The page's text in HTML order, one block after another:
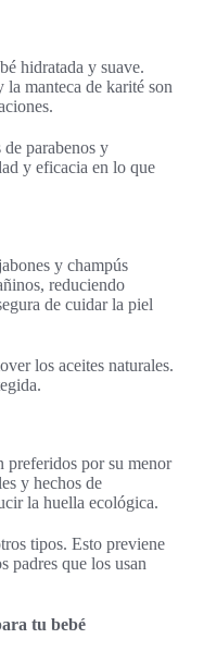
hidratada y suave.
manteca de karité son
parabenos y
y eficacia en lo que
y champús
reduciendo
de cuidar la piel
los aceites naturales.
preferidos por su menor
y hechos de
la huella ecológica.
tipos. Esto previene
padres que los usan
tu bebé